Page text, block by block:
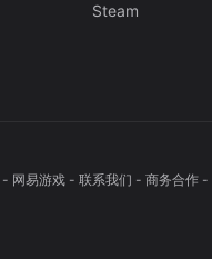
Steam
- 网易游戏- 联系我们 - 商务合作-